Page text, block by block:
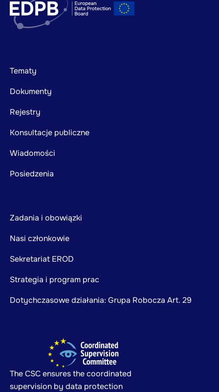
Footer
mainnavigation
Tematy
Dokumenty
Rejestry
Konsultacje publiczne
Wiadomości
Posiedzenia
Zadania i obowiązki
Nasi członkowie
Sekretariat EROD
Strategia i program prac
Dotychczasowe działania: Grupa Robocza Art. 29
The CSC ensures the coordinated
supervision by data protection